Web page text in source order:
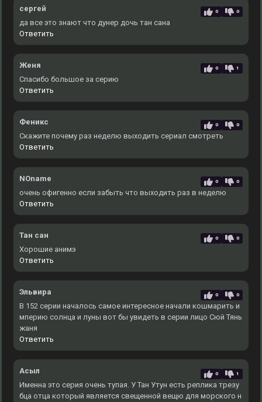
сергей 0 0
да все это знают что дунер дочь тан сана
Ответить
Женя 0 1
Спасибо большое за серию
Ответить
Феникс 0 0
Скажите почему раз неделю выходить сериал смотреть
Ответить
NOname 0 0
очень офигенно если забыть что выходить раз в неделю
Ответить
Тан сан 0 0
Хорошие анимэ
Ответить
Эльвира 0 0
В 152 серии началось самое интересное начали кошмарить и
мперию солнца и луны вот бы увидеть в серии лицо Сюй Тянь
жаня
Ответить
Асыл 0 1
Именна это серия очень тупая. У Тан Утун есть реплика трезу
бца отца который является свещенной вещю для морского н